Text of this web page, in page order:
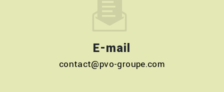
E-mail
contact@pvo-groupe.com